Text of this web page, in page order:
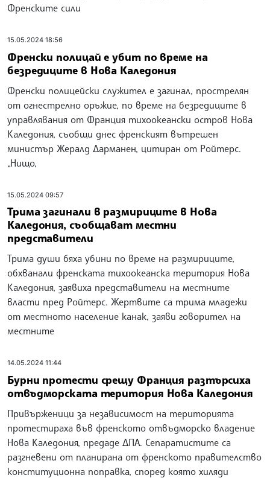
Френските сили
15.05.2024 18:56
Френски полицай е убит по време на
безредиците в Нова Каледония
Френски полицейски служител е загинал, прострелян
от огнестрелно оръжие, по време на безредиците в
управлявания от Франция тихоокеански остров Нова
Каледония, съобщи днес френският вътрешен
министър Жералд Дарманен, цитиран от Ройтерс.
„Нищо,
15.05.2024 09:57
Трима загинали в размириците в Нова
Каледония, съобщават местни
представители
Трима души бяха убини по време на размириците,
обхванали френската тихоокеанска територия Нова
Каледония, заявиха представители на местните
власти пред Ройтерс. Жертвите са трима младежи
от местното население канак, заяви говорител на
местните
14.05.2024 11:44
Бурни протести срещу Франция разтърсиха
отвъдморската територия Нова Каледония
Привърженици за независимост на територията
протестираха във френското отвъдморско владение
Нова Каледония, предаде ДПА. Сепаратистите са
разгневени от планирана от френското правителство
конституционна поправка, според която хиляди